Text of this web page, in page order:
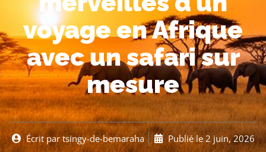
voyage en Afrique
avec un safari sur
mesure
Écrit partsingy-de-bemaraha Publié le 2 juin, 2026